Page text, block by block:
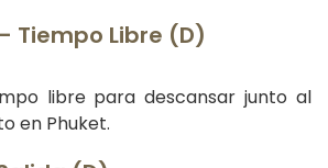
Tiempo Libre (D)
libre para descansar junto al
en Phuket.